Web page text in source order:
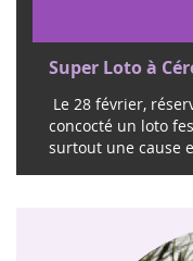
Super Loto à
Le 28 février,
concocté un loto
surtout une cause